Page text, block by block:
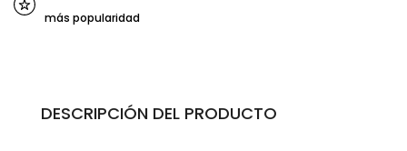
más popularidad
DESCRIPCIÓN DEL PRODUCTO